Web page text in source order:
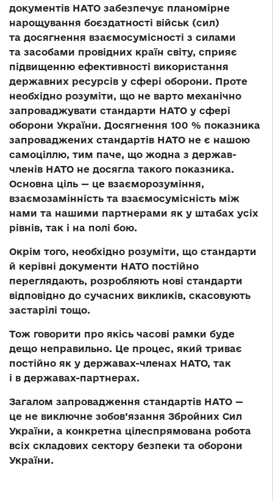
документів НАТО забезпечує планомірне
нарощування боєздатності військ (сил)
та досягнення взаємосумісності з силами
та засобами провідних країн світу, сприяє
підвищенню ефективності використання
державних ресурсів у сфері оборони. Проте
необхідно розуміти, що не варто механічно
запроваджувати стандарти НАТО у сфері
оборони України. Досягнення 100 % показника
запроваджених стандартів НАТО не є нашою
самоціллю, тим паче, що жодна з держав-
членів НАТО не досягла такого показника.
Основна ціль — це взаєморозуміння,
взаємозамінність та взаємосумісність між
нами та нашими партнерами як у штабах усіх
рівнів, так і на полі бою.
Окрім того, необхідно розуміти, що стандарти
й керівні документи НАТО постійно
переглядають, розробляють нові стандарти
відповідно до сучасних викликів, скасовують
застарілі тощо.
Тож говорити про якісь часові рамки буде
дещо неправильно. Це процес, який триває
постійно як у державах-членах НАТО, так
і в державах-партнерах.
Загалом запровадження стандартів НАТО —
це не виключне зобов’язання Збройних Сил
України, а конкретна цілеспрямована робота
всіх складових сектору безпеки та оборони
України.